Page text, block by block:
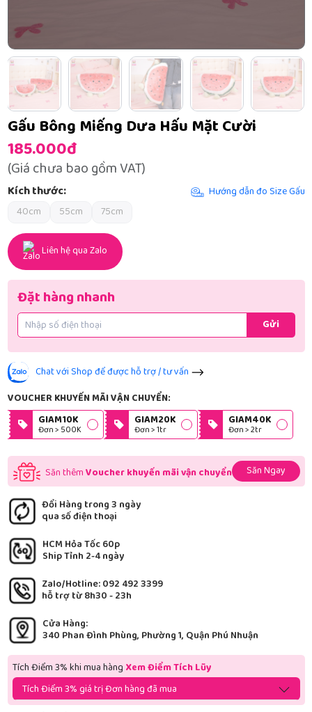
Gấu Bông Miếng Dưa Hấu Mặt Cười
185.000đ
(Giá chưa bao gồm VAT)
Kích thước:
Hướng dẫn đo Size Gấu
40cm
55cm 75cm
Liên hệ qua Zalo
Đặt hàng nhanh
Gửi
Chat với Shop để được hỗ trợ / tư vấn
VOUCHER KHUYẾN MÃI VẬN CHUYỂN:
GIAM10K
Đơn > 500K
GIAM20K
Đơn > 1tr
GIAM40K
Đơn > 2tr
Săn thêmVoucher khuyến mãi vận chuyển Săn Ngay
Đổi Hàng trong 3 ngày
qua số điện thoại
HCM Hỏa Tốc 60p
Ship Tỉnh 2-4 ngày
Zalo/Hotline: 092 492 3399
hỗ trợ từ 8h30 - 23h
Cửa Hàng:
340 Phan Đình Phùng, Phường 1, Quận Phú Nhuận
Tích Điểm 3% khi mua hàng Xem Điểm Tích Lũy
Tích Điểm 3% giá trị Đơn hàng đã mua